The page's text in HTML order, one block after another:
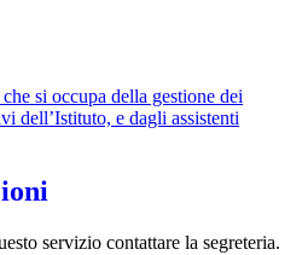
si occupa della gestione dei
dell’Istituto, e dagli assistenti
servizio contattare la segreteria.